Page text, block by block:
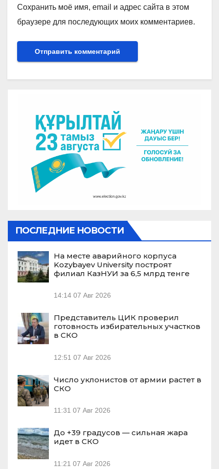
Сохранить моё имя, email и адрес сайта в этом
браузере для последующих моих комментариев.
ПОСЛЕДНИЕ НОВОСТИ
На месте аварийного корпуса
Kozybayev University построят
филиал КазНУИ за 6,5 млрд тенге
14:14 07 Авг 2026
Представитель ЦИК проверил
готовность избирательных участков
в СКО
12:51 07 Авг 2026
Число уклонистов от армии растет в
СКО
11:31 07 Авг 2026
До +39 градусов — сильная жара
идет в СКО
11:21 07 Авг 2026